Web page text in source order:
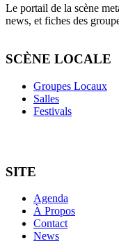
Le portail de la scène
news, et fiches des
SCÈNE LOCALE
Groupes Locaux
Salles
Festivals
SITE
Agenda
À Propos
Contact
News